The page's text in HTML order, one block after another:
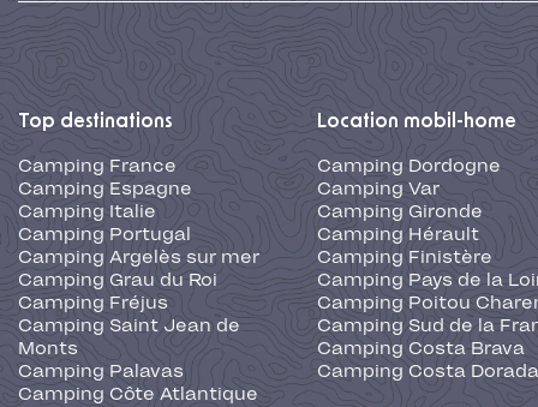
Top destinations
Camping France
Camping Espagne
Camping Italie
Camping Portugal
Camping Argelès sur mer
Camping Grau du Roi
Camping Fréjus
Camping Saint Jean de
Monts
Camping Palavas
Camping Côte Atlantique
Location mobil-home
Camping Dordogne
Camping Var
Camping Gironde
Camping Hérault
Camping Finistère
Camping Pays de la
Camping Poitou
Camping Sud de la
Camping Costa Brava
Camping Costa Dorada